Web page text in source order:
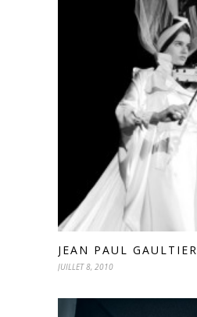
JEAN PAUL GAULTIER
JUILLET 8, 2010